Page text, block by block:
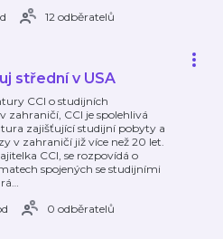
12 odběratelů
střední v USA
CCI o studijních
zahraničí, CCI je spolehlivá
zajišťující studijní pobyty a
v zahraničí již více než 20 let.
CCI, se rozpovídá o
spojených se studijními
…
0 odběratelů